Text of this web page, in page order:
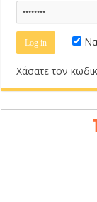
Χάσατε τον